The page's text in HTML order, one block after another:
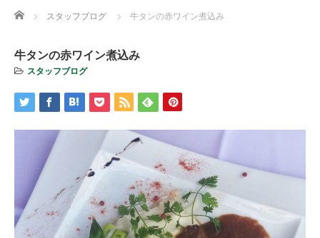
Home スタッフブログ 牛タンの赤ワイン煮込み
牛タンの赤ワイン煮込み
スタッフブログ